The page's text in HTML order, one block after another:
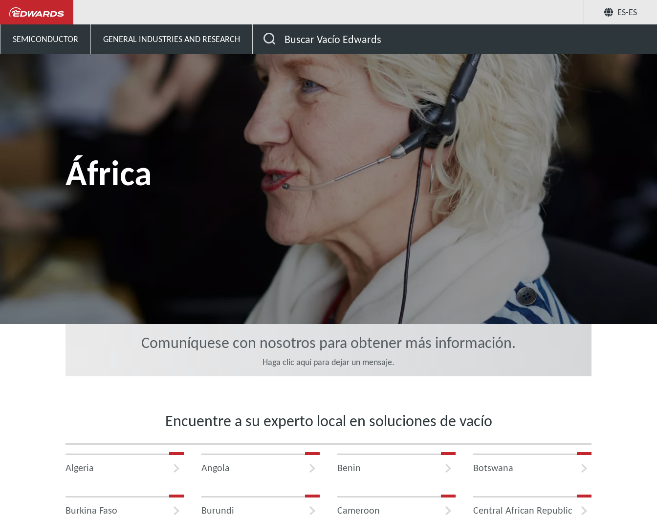
ES-ES
SEMICONDUCTOR GENERAL INDUSTRIES AND RESEARCH Buscar Vacío Edwards
África
Comuníquese con nosotros para obtener más información.
Haga clic aquí para dejar un mensaje.
Encuentre a su experto local en soluciones de vacío
Algeria Angola Benin Botswana
Burkina Faso Burundi Cameroon Central African Republic